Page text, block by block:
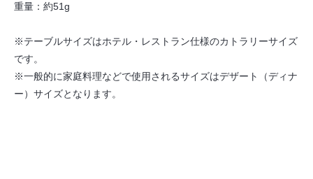
重量：約51g
※テーブルサイズはホテル・レストラン仕様のカトラリーサイズ
です。
※一般的に家庭料理などで使用されるサイズはデザート（ディナ
ー）サイズとなります。